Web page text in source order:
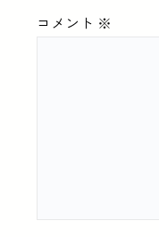
コメント ※